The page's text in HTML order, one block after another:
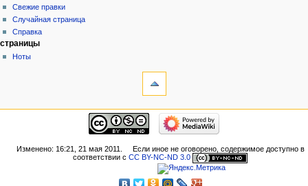
Свежие правки
Случайная страница
Справка
страницы
Ноты
Изменено: 16:21, 21 мая 2011.
Если иное не оговорено, содержимое доступно в
соответствии сCC BY-NC-ND 3.0